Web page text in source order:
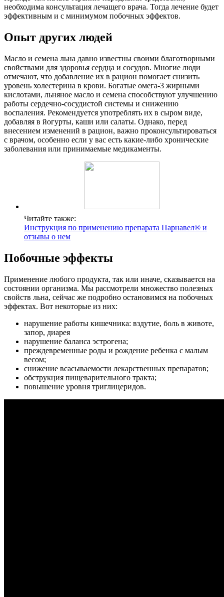
необходима консультация лечащего врача. Тогда лечение будет
эффективным и с минимумом побочных эффектов.
Опыт других людей
Масло и семена льна давно известны своими благотворными
свойствами для здоровья сердца и сосудов. Многие люди
отмечают, что добавление их в рацион помогает снизить
уровень холестерина в крови. Богатые омега-3 жирными
кислотами, льняное масло и семена способствуют улучшению
работы сердечно-сосудистой системы и снижению
воспаления. Рекомендуется употреблять их в сыром виде,
добавляя в йогурты, каши или салаты. Однако, перед
внесением изменений в рацион, важно проконсультироваться
с врачом, особенно если у вас есть какие-либо хронические
заболевания или принимаемые медикаменты.
Читайте также:
Инструкция по применению препарата Парнавел® и
отзывы о нем
Побочные эффекты
Применение любого продукта, так или иначе, сказывается на
состоянии организма. Мы рассмотрели множество полезных
свойств льна, сейчас же подробно остановимся на побочных
эффектах. Вот некоторые из них:
нарушение работы кишечника: вздутие, боль в животе,
запор, диарея
нарушение баланса эстрогена;
преждевременные роды и рождение ребенка с малым
весом;
снижение всасываемости лекарственных препаратов;
обструкция пищеварительного тракта;
повышение уровня триглицеридов.